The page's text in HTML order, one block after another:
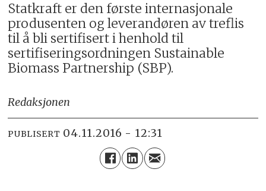
Statkraft er den første internasjonale
produsenten og leverandøren av treflis
til å bli sertifisert i henhold til
sertifiseringsordningen Sustainable
Biomass Partnership (SBP).
Redaksjonen
PUBLISERT 04.11.2016 - 12:31